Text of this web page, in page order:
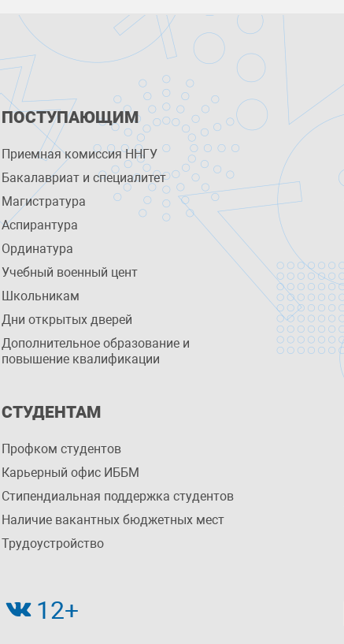
ПОСТУПАЮЩИМ
Приемная комиссия ННГУ
Бакалавриат и специалитет
Магистратура
Аспирантура
Ординатура
Учебный военный цент
Школьникам
Дни открытых дверей
Дополнительное образование и
повышение квалификации
СТУДЕНТАМ
Профком студентов
Карьерный офис ИББМ
Стипендиальная поддержка студентов
Наличие вакантных бюджетных мест
Трудоустройство
12+